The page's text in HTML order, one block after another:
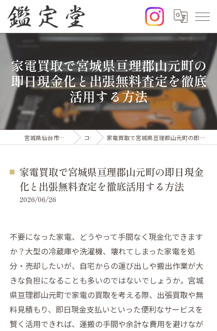
家電買取で宮城県亘理郡山元町の
即日現金化と出張無料査定を徹底
活用する方法
宮城県仙台市の出張買取なら鑑定堂 コラム 家電買取で宮城県亘理郡山元町の即日現金化と出張無料査定を徹底活用する方法
家電買取で宮城県亘理郡山元町の即日現金
化と出張無料査定を徹底活用する方法
2026/06/26
不要になった家電、どうやって手間なく現金化できます
か？大型の冷蔵庫や洗濯機、壊れてしまった家電を処
分・売却したいが、自宅からの運び出しや搬出作業が大
きな負担になることも多いのではないでしょうか。宮城
県亘理郡山元町で家電の買取を考える際、出張買取や無
料見積もり、即日現金支払いといった便利なサービスを
賢く活用できれば、運搬の手間や余計な費用を避けなが